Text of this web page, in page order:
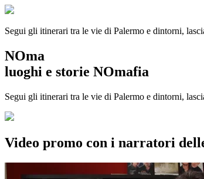
Segui gli itinerari tra le vie di Palermo e dintorni,
NOma
luoghi e storie NOmafia
Segui gli itinerari tra le vie di Palermo e dintorni,
Video promo con i narratori